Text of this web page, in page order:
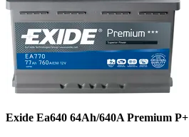
Exide Ea640 64Ah/640A Premium P+